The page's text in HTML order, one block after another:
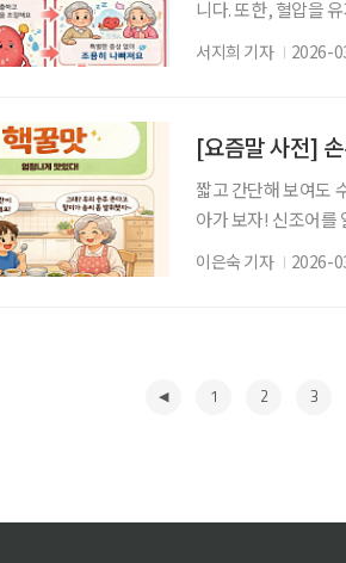
니다. 또한, 혈압을
담당하지만 이상이
니다. 만성콩팥병
서지희 기자 2026-
[요즘말 사전]
짧고 간단해 보여도
아가 보자! 신조어를
은 기운이 더해진
맛’은 ‘엄청나게 맛
이은숙 기자 2026-
1 2 3